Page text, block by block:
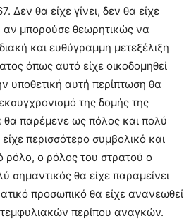
Δεν θα είχε γίνει, δεν θα είχε
αν μπορούσε θεωρητικώς να
και ευθύγραμμη μετεξέλιξη
όπως αυτό είχε οικοδομηθεί
υποθετική αυτή περίπτωση θα
της δομής της
θα παρέμενε ως πόλος και πολύ
περισσότερο συμβολικό και
ρόλο, ο ρόλος του στρατού ο
σημαντικός θα είχε παραμείνει
προσωπικό θα είχε ανανεωθεί
περίπου αναγκών.